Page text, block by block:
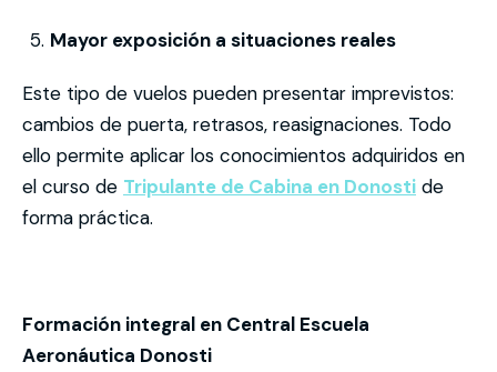
Mayor exposición a situaciones reales
Este tipo de vuelos pueden presentar imprevistos:
cambios de puerta, retrasos, reasignaciones. Todo
ello permite aplicar los conocimientos adquiridos en
el curso de Tripulante de Cabina en Donosti de
forma práctica.
Formación integral en Central Escuela
Aeronáutica Donosti